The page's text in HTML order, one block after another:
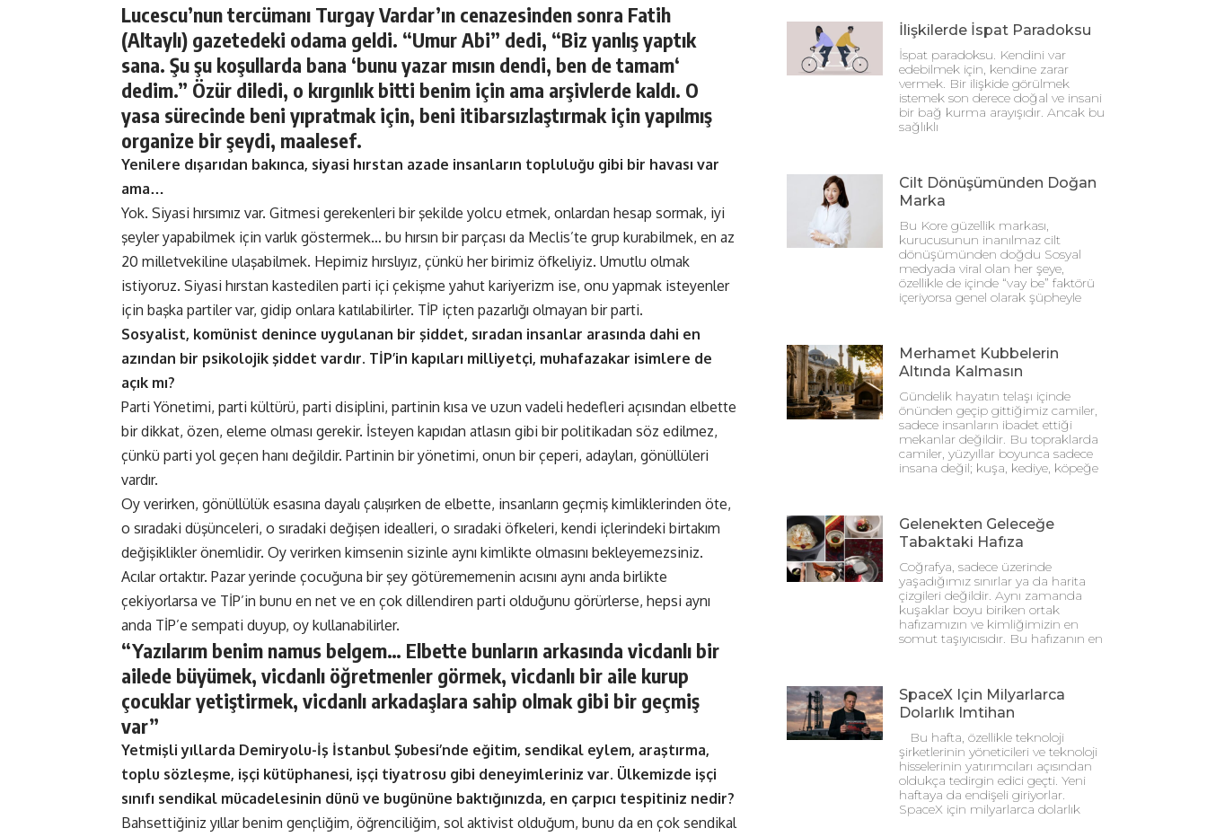
Lucescu’nun tercümanı Turgay Vardar’ın cenazesinden sonra Fatih
(Altaylı) gazetedeki odama geldi. “Umur Abi” dedi, “Biz yanlış yaptık
sana. Şu şu koşullarda bana ‘bunu yazar mısın dendi, ben de tamam‘
dedim.” Özür diledi, o kırgınlık bitti benim için ama arşivlerde kaldı. O
yasa sürecinde beni yıpratmak için, beni itibarsızlaştırmak için yapılmış
organize bir şeydi, maalesef.
Yenilere dışarıdan bakınca, siyasi hırstan azade insanların topluluğu gibi bir havası var
ama…
Yok. Siyasi hırsımız var. Gitmesi gerekenleri bir şekilde yolcu etmek, onlardan hesap sormak, iyi
şeyler yapabilmek için varlık göstermek… bu hırsın bir parçası da Meclis’te grup kurabilmek, en az
20 milletvekiline ulaşabilmek. Hepimiz hırslıyız, çünkü her birimiz öfkeliyiz. Umutlu olmak
istiyoruz. Siyasi hırstan kastedilen parti içi çekişme yahut kariyerizm ise, onu yapmak isteyenler
için başka partiler var, gidip onlara katılabilirler. TİP içten pazarlığı olmayan bir parti.
Sosyalist, komünist denince uygulanan bir şiddet, sıradan insanlar arasında dahi en
azından bir psikolojik şiddet vardır. TİP’in kapıları milliyetçi, muhafazakar isimlere de
açık mı?
Parti Yönetimi, parti kültürü, parti disiplini, partinin kısa ve uzun vadeli hedefleri açısından elbette
bir dikkat, özen, eleme olması gerekir. İsteyen kapıdan atlasın gibi bir politikadan söz edilmez,
çünkü parti yol geçen hanı değildir. Partinin bir yönetimi, onun bir çeperi, adayları, gönüllüleri
vardır.
Oy verirken, gönüllülük esasına dayalı çalışırken de elbette, insanların geçmiş kimliklerinden öte,
o sıradaki düşünceleri, o sıradaki değişen idealleri, o sıradaki öfkeleri, kendi içlerindeki birtakım
değişiklikler önemlidir. Oy verirken kimsenin sizinle aynı kimlikte olmasını bekleyemezsiniz.
Acılar ortaktır. Pazar yerinde çocuğuna bir şey götürememenin acısını aynı anda birlikte
çekiyorlarsa ve TİP’in bunu en net ve en çok dillendiren parti olduğunu görürlerse, hepsi aynı
anda TİP’e sempati duyup, oy kullanabilirler.
“Yazılarım benim namus belgem… Elbette bunların arkasında vicdanlı bir
ailede büyümek, vicdanlı öğretmenler görmek, vicdanlı bir aile kurup
çocuklar yetiştirmek, vicdanlı arkadaşlara sahip olmak gibi bir geçmiş
var”
Yetmişli yıllarda Demiryolu-İş İstanbul Şubesi’nde eğitim, sendikal eylem, araştırma,
toplu sözleşme, işçi kütüphanesi, işçi tiyatrosu gibi deneyimleriniz var. Ülkemizde işçi
sınıfı sendikal mücadelesinin dünü ve bugününe baktığınızda, en çarpıcı tespitiniz nedir?
Bahsettiğiniz yıllar benim gençliğim, öğrenciliğim, sol aktivist olduğum, bunu da en çok sendikal
İlişkilerde İspat Paradoksu
İspat paradoksu. Kendini var
edebilmek için, kendine zarar
vermek. Bir ilişkide görülmek
istemek son derece doğal ve insani
bir bağ kurma arayışıdır. Ancak bu
sağlıklı
Cilt Dönüşümünden Doğan
Marka
Bu Kore güzellik markası,
kurucusunun inanılmaz cilt
dönüşümünden doğdu Sosyal
medyada viral olan her şeye,
özellikle de içinde “vay be” faktörü
içeriyorsa genel olarak şüpheyle
Merhamet Kubbelerin
Altında Kalmasın
Gündelik hayatın telaşı içinde
önünden geçip gittiğimiz camiler,
sadece insanların ibadet ettiği
mekanlar değildir. Bu topraklarda
camiler, yüzyıllar boyunca sadece
insana değil; kuşa, kediye, köpeğe
Gelenekten Geleceğe
Tabaktaki Hafıza
Coğrafya, sadece üzerinde
yaşadığımız sınırlar ya da harita
çizgileri değildir. Aynı zamanda
kuşaklar boyu biriken ortak
hafızamızın ve kimliğimizin en
somut taşıyıcısıdır. Bu hafızanın en
SpaceX Için Milyarlarca
Dolarlık Imtihan
Bu hafta, özellikle teknoloji
şirketlerinin yöneticileri ve teknoloji
hisselerinin yatırımcıları açısından
oldukça tedirgin edici geçti. Yeni
haftaya da endişeli giriyorlar.
SpaceX için milyarlarca dolarlık